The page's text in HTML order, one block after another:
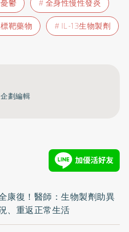
憂鬱
全身性慢性發炎
靶藥物 IL-13生物製劑
劃編輯
康復！醫師：生物製劑助異
、重返正常生活